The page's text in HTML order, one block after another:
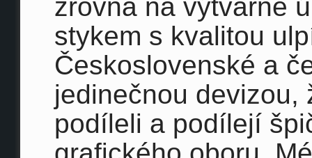
zrovna na výtvarné
stykem s kvalitou
Československé a
jedinečnou devizou,
podíleli a podílejí